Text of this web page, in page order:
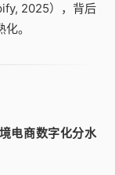
2025），背后
。
电商数字化分水